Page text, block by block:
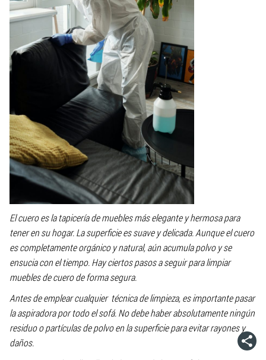
El cuero es la tapicería de muebles más elegante y hermosa para
tener en su hogar. La superficie es suave y delicada. Aunque el cuero
es completamente orgánico y natural, aún acumula polvo y se
ensucia con el tiempo. Hay ciertos pasos a seguir para limpiar
muebles de cuero de forma segura.
Antes de emplear cualquier técnica de limpieza, es importante pasar
la aspiradora por todo el sofá. No debe haber absolutamente ningún
residuo o partículas de polvo en la superficie para evitar rayones y
daños.